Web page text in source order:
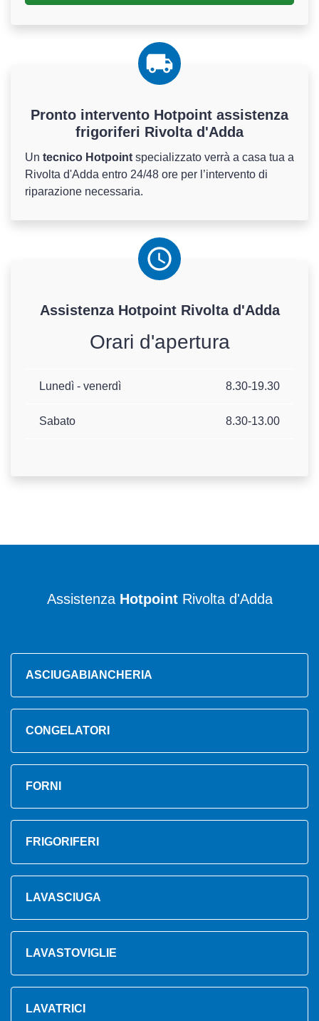
Pronto intervento Hotpoint assistenza
frigoriferi Rivolta d'Adda
Un tecnico Hotpoint specializzato verrà a casa tua a
Rivolta d'Adda entro 24/48 ore per l’intervento di
riparazione necessaria.
Assistenza HotpointRivolta d'Adda
Orari d'apertura
Lunedì - venerdì 8.30-19.30
Sabato 8.30-13.00
Assistenza HotpointRivolta d'Adda
ASCIUGABIANCHERIA
CONGELATORI
FORNI
FRIGORIFERI
LAVASCIUGA
LAVASTOVIGLIE
LAVATRICI